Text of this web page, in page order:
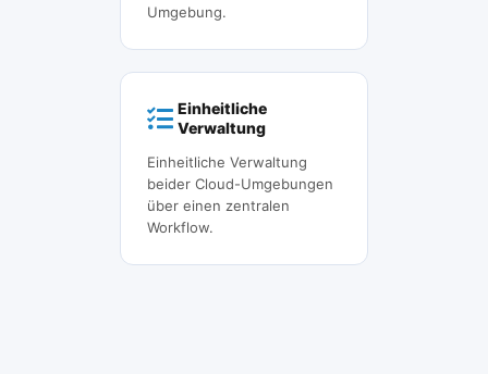
Umgebung.
Einheitliche
Verwaltung
Einheitliche Verwaltung
beider Cloud-Umgebungen
über einen zentralen
Workflow.